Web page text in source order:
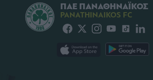
ΠΑΕ ΠΑΝΑΘΗΝΑΪΚΟΣ
PANATHINAIKOS FC